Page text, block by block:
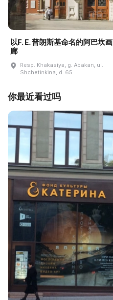
以F. E. 普朗斯基命名的阿巴坎画
廊
Resp. Khakasiya, g. Abakan, ul.
Shchetinkina, d. 65
你最近看过吗